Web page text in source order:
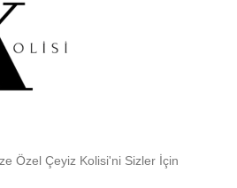
Özel Çeyiz Kolisi'ni Sizler İçin